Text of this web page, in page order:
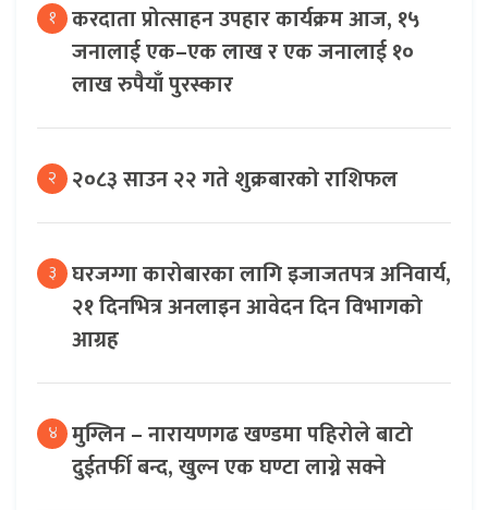
१ करदाता प्रोत्साहन उपहार कार्यक्रम आज, १५
जनालाई एक–एक लाख र एक जनालाई १०
लाख रुपैयाँ पुरस्कार
२ २०८३ साउन २२ गते शुक्रबारको राशिफल
३ घरजग्गा कारोबारका लागि इजाजतपत्र अनिवार्य,
२१ दिनभित्र अनलाइन आवेदन दिन विभागको
आग्रह
४ मुग्लिन – नारायणगढ खण्डमा पहिरोले बाटो
दुईतर्फी बन्द, खुल्न एक घण्टा लाग्ने सक्ने